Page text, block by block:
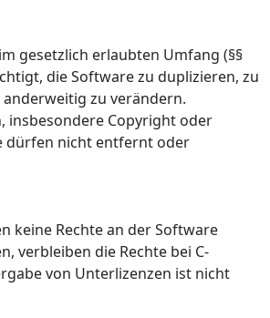
gesetzlich erlaubten Umfang (§§
die Software zu duplizieren, zu
zu verändern.
insbesondere Copyright oder
dürfen nicht entfernt oder
keine Rechte an der Software
verbleiben die Rechte bei C-
von Unterlizenzen ist nicht